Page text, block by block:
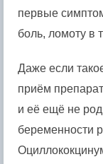
первые
боль, ломоту в
Даже если
приём
и её ещё не
беременности